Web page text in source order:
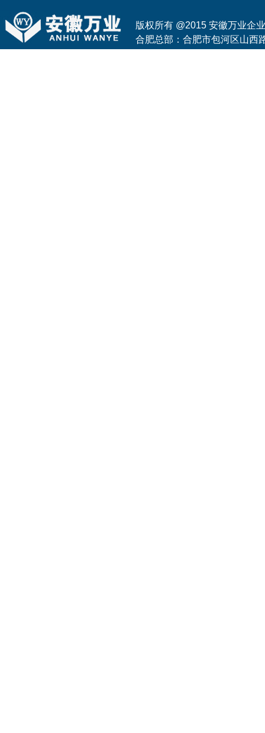
版权所有 @2015 安徽万业企
合肥总部：合肥市包河区山西